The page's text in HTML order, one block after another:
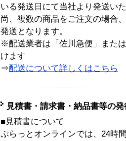
いる発送日にて当社より発送い
尚、複数の商品をご注文の場合
発送となります。
※配送業者は「佐川急便」また
けます
⇒配送について詳しくはこちら
見積書・請求書・納品書等の
■見積書について
ぷらっとオンラインでは、24時